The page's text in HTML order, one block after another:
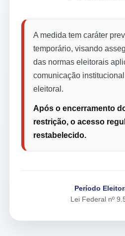
A medida tem caráter
temporário, visando
das normas eleitorais
comunicação
eleitoral.
Após o encerramento
restrição, o acesso
restabelecido.
Período
Lei Federal nº